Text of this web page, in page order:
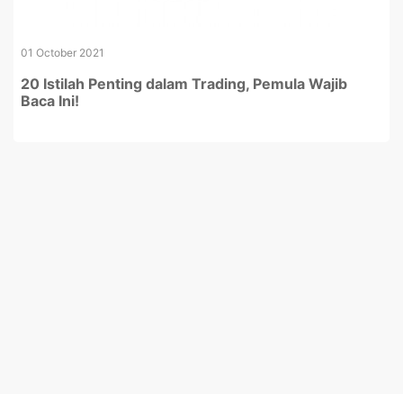
01 October 2021
20 Istilah Penting dalam Trading, Pemula Wajib
Baca Ini!